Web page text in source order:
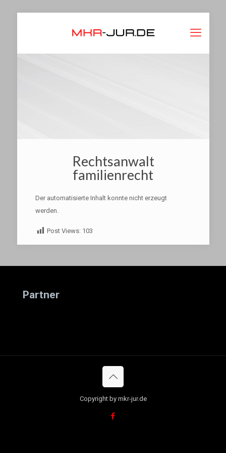
Rechtsanwalt
familienrecht
Der automatisierte Inhalt konnte nicht erzeugt
werden.
Post Views: 103
Partner
Copyright by mkr-jur.de